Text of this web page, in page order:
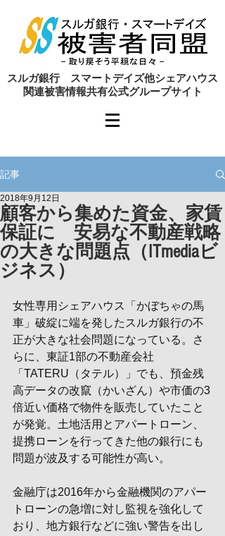
​スルガ銀行 スマートデイズ他シェアハウス
関連被害情報共有公式グループサイト
記事
顧客から集めた資金、家賃
保証に 安易な不動産戦略
の大きな問題点（ITmediaビ
ジネス）
2018年9月12日
女性専用シェアハウス「かぼちゃの馬
車」破綻に端を発したスルガ銀行の不
正が大きな社会問題になっている。さ
らに、東証1部の不動産会社
「TATERU（タテル）」でも、預金残
高データの改竄（かいざん）や市価の3
倍近い価格で物件を販売していたこと
が発覚。土地活用とアパートローン、
提携ローンを行ってきた他の銀行にも
問題が波及する可能性が高い。
金融庁は2016年から金融機関のアパー
トローンの急増に対し監視を強化して
おり、地方銀行などに強い警告を出し